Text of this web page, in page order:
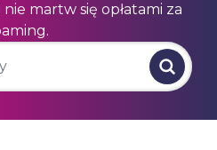
martw się opłatami za